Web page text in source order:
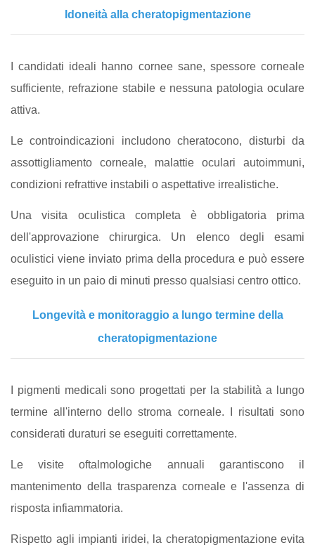
Idoneità alla cheratopigmentazione
I candidati ideali hanno cornee sane, spessore corneale
sufficiente, refrazione stabile e nessuna patologia oculare
attiva.
Le controindicazioni includono cheratocono, disturbi da
assottigliamento corneale, malattie oculari autoimmuni,
condizioni refrattive instabili o aspettative irrealistiche.
Una visita oculistica completa è obbligatoria prima
dell'approvazione chirurgica. Un elenco degli esami
oculistici viene inviato prima della procedura e può essere
eseguito in un paio di minuti presso qualsiasi centro ottico.
Longevità e monitoraggio a lungo termine della
cheratopigmentazione
I pigmenti medicali sono progettati per la stabilità a lungo
termine all'interno dello stroma corneale. I risultati sono
considerati duraturi se eseguiti correttamente.
Le visite oftalmologiche annuali garantiscono il
mantenimento della trasparenza corneale e l'assenza di
risposta infiammatoria.
Rispetto agli impianti iridei, la cheratopigmentazione evita